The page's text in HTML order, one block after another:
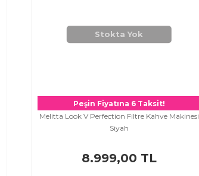
Stokta Yok
Peşin Fiyatına 6 Taksit!
Melitta Look V Perfection Filtre Kahve Makinesi
Siyah
8.999,00 TL